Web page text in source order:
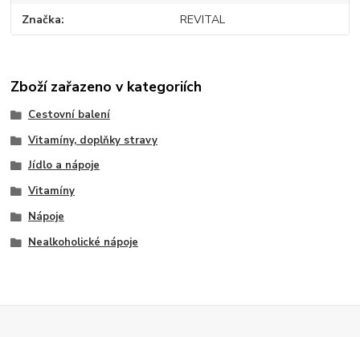
Značka REVITAL
Zboží zařazeno v kategoriích
Cestovní balení
Vitamíny, doplňky stravy
Jídlo a nápoje
Vitamíny
Nápoje
Nealkoholické nápoje